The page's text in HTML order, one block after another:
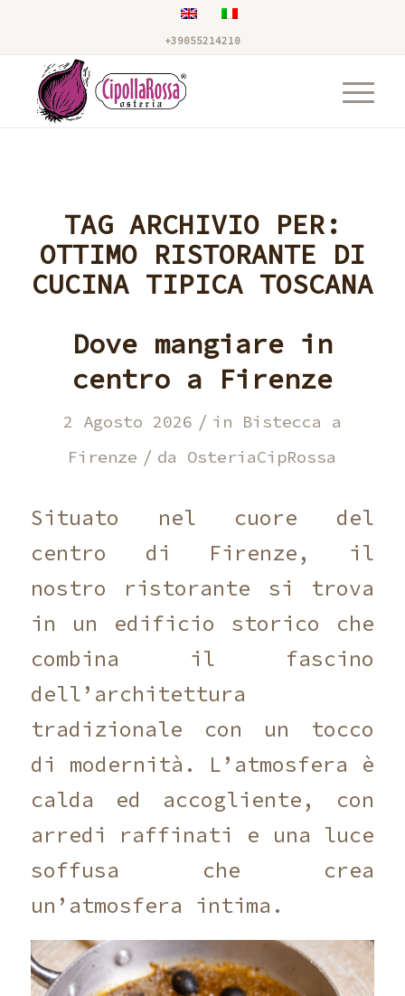
+39055214210
TAG ARCHIVIO PER:
OTTIMO RISTORANTE DI
CUCINA TIPICA TOSCANA
Dove mangiare in
centro a Firenze
2 Agosto 2026 / in Bistecca a
Firenze / da OsteriaCipRossa
Situato nel cuore del
centro di Firenze, il
nostro ristorante si trova
in un edificio storico che
combina il fascino
dell’architettura
tradizionale con un tocco
di modernità. L’atmosfera è
calda ed accogliente, con
arredi raffinati e una luce
soffusa che crea
un’atmosfera intima.